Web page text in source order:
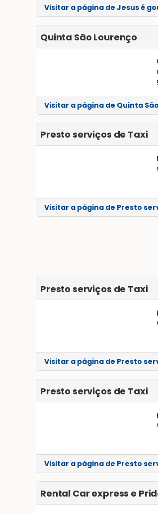
Visitar a página de Jesus é
Quinta São Lourenço
Visitar a página de Quinta
Presto serviços de Taxi
Visitar a página de Presto
Presto serviços de Taxi
Visitar a página de Presto
Presto serviços de Taxi
Visitar a página de Presto
Rental